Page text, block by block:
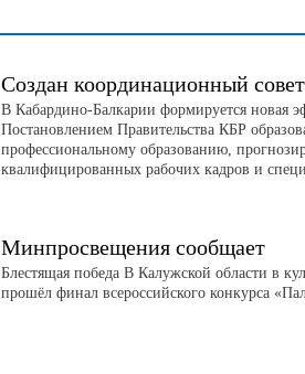
Создан координационный совет
В Кабардино-Балкарии формируется новая
Постановлением Правительства КБР
профессиональному образованию,
квалифицированных рабочих кадров и
Минпросвещения сообщает
Блестящая победа В Калужской области в
прошёл финал всероссийского конкурса